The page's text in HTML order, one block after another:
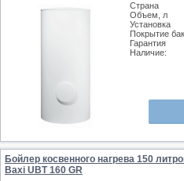
Страна
Объем, л
Установка
Покрытие
Гарантия
Наличие:
Бойлер косвенного нагрева 150
Baxi UBT 160 GR